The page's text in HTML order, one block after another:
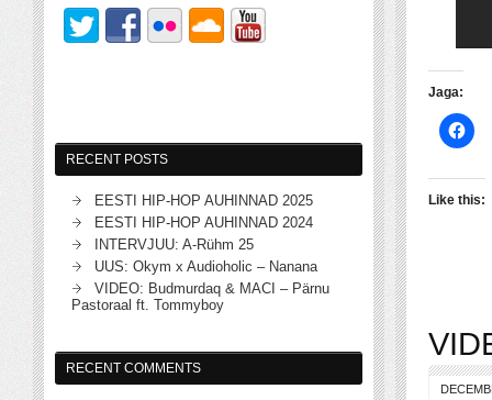
Jaga:
Like this:
RECENT POSTS
EESTI HIP-HOP AUHINNAD 2025
EESTI HIP-HOP AUHINNAD 2024
INTERVJUU: A-Rühm 25
UUS: Okym x Audioholic – Nanana
VIDEO: Budmurdaq & MACI – Pärnu
Pastoraal ft. Tommyboy
RECENT COMMENTS